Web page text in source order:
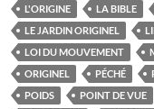
L'ORIGINE
LA BIBLE
LE JARDIN ORIGINEL
LOI DU MOUVEMENT
ORIGINEL
PÉCHÉ
POIDS
POINT DE VUE